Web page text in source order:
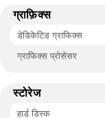
ग्राफ़िक्स
डेडिकेटिड ग्राफिक्स
ग्राफिक्स प्रोसेसर
स्टोरेज
हार्ड डिस्क